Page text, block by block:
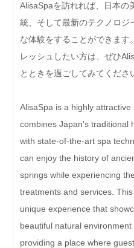
AlisaSpaを訪れれば、日本の
統、そして最新のテクノロジ
な体験をすることができます
レッシュしたい方は、ぜひ
とときを過ごしてみてくださ
AlisaSpa is a highly attractive
combines Japan's traditional
with state-of-the-art spa
can enjoy the history of
springs while experiencing
treatments and services.
unique experience that
beautiful natural environment
providing a place where